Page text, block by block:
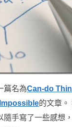
篇名為Can-do
的文章。
隨手寫了一些感想